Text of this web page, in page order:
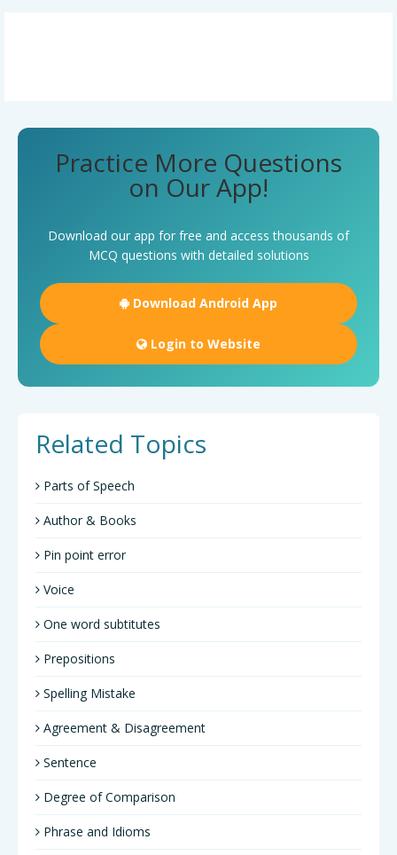
Practice More Questions
on Our App!
Download our app for free and access thousands of
MCQ questions with detailed solutions
Download Android App
Login to Website
Related Topics
Parts of Speech
Author & Books
Pin point error
Voice
One word subtitutes
Prepositions
Spelling Mistake
Agreement & Disagreement
Sentence
Degree of Comparison
Phrase and Idioms